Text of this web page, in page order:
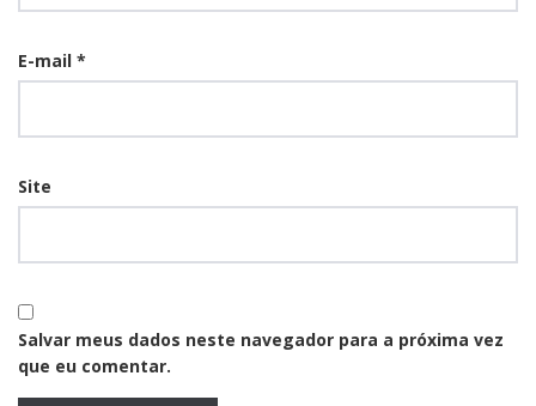
E-mail *
Site
Salvar meus dados neste navegador para a próxima vez
que eu comentar.